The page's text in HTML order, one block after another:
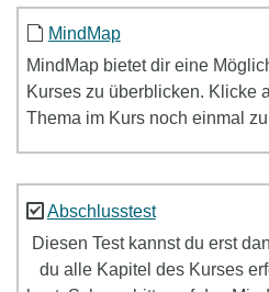
MindMap
MindMap bietet dir eine
Kurses zu überblicken. Klicke
Thema im Kurs noch einmal
Abschlusstest
Diesen Test kannst du erst
du alle Kapitel des Kurses